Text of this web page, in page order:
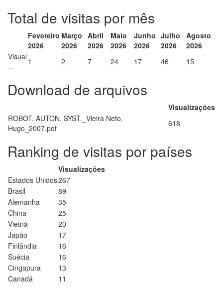
Total de visitas por mês
Fevereiro
2026
Março
2026
Abril
2026
Maio
2026
Junho
2026
Julho
2026
Agosto
2026
Visual
...
1 2 7 24 17 46 15
Download de arquivos
Visualizações
ROBOT. AUTON. SYST._Vieira Neto,
Hugo_2007.pdf
618
Ranking de visitas por países
Visualizações
Estados Unidos267
Brasil
89
Alemanha
35
China
25
Vietnã
20
Japão
17
Finlândia
16
Suécia
16
Cingapura
13
Canadá
11